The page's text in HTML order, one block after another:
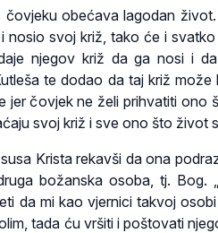
obećava lagodan
nosio svoj križ, tako će i
njegov križ da ga nosi i
te dodao da taj križ može
jer čovjek ne želi prihvatiti ono
svoj križ i sve ono što život
Krista rekavši da ona
božanska osoba, tj. Bog.
da mi kao vjernici takvoj
tada ću vršiti i poštovati